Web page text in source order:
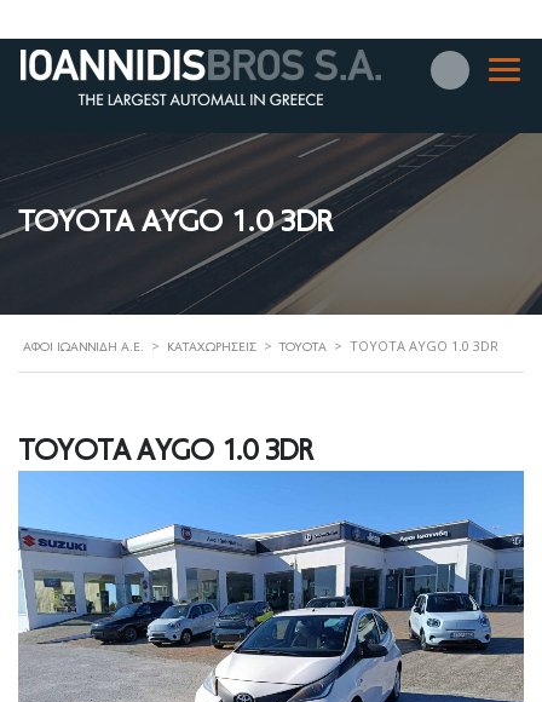
TOYOTA AYGO 1.0 3DR
ΑΦΟΊ ΙΩΑΝΝΊΔΗ Α.Ε. > ΚΑΤΑΧΩΡΉΣΕΙΣ > TOYOTA > TOYOTA AYGO 1.0 3DR
TOYOTA AYGO 1.0 3DR